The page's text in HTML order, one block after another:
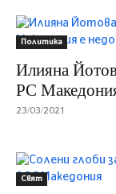
Политика
Илияна
РС
23/03/2021
Свят